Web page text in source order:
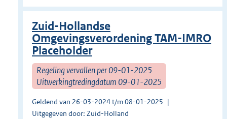
Zuid-Hollandse
Omgevingsverordening TAM-IMRO
Placeholder
Regeling vervallen per 09-01-2025
Uitwerkingtredingdatum 09-01-2025
Geldend van 26-03-2024 t/m 08-01-2025
Uitgegeven door: Zuid-Holland